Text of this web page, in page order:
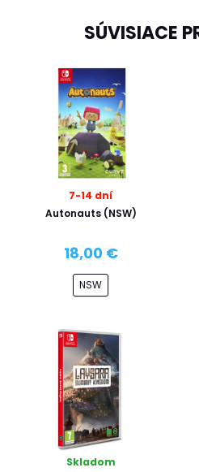
SÚVISIACE
7-14 dní
Autonauts (NSW)
18,00 €
NSW
Skladom